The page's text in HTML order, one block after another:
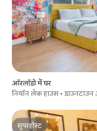
ऑरलॉडो में घर
नियॉन लेक हाउस • डाउनटाउन
सुपरहोस्ट